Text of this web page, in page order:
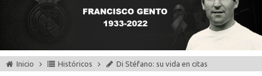
Inicio Históricos Di Stéfano: su vida en citas